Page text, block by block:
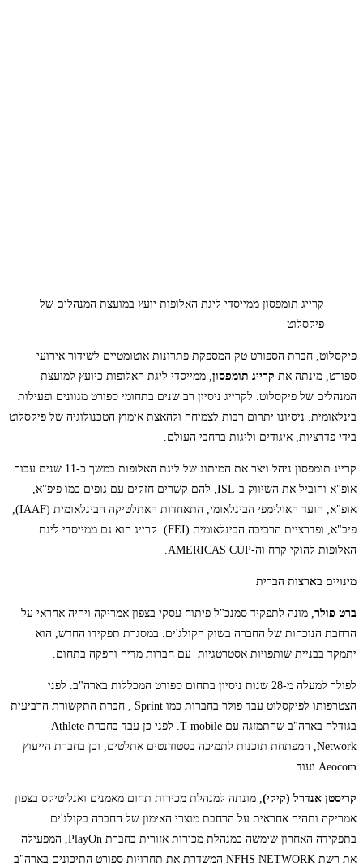
קרייג תומפסון ממייסדי ליגת האלופות יועץ במועצת המנהלים של
פיקסלוט
פיקסלוט, חברת הספורט טק המספקת פתרונות אוטומטיים לשידור אירועי
ספורט, מינתה את קרייג תומפסון, ממייסדי ליגת האלופות כיועץ למועצת
המנהלים של פיקסלוט. לקרייג ניסיון רב שנים בתחומי ספורט מגוונים ופעילות
בינלאומית. ניסיונו יתרום רבות לצמיחה ולהאצת אימוץ הטכנולוגיה של פיקסלוט
בידי פדרציות, איגודים וליגות ברחבי העולם.
קרייג תומפסון ניהל ויצר את המיתוג של ליגת האלופות במשך כ-11 שנים עבור
אופ"א והוביל את השיווק ב-ISL, להם קשרים חזקים עם גופים כמו פיפ"א,
אופ"א, הועד האולימפי הבינלאומי, התאחדות האתלטיקה הבינלאומית (IAAF),
פיב"א, ופדרציית הרכיבה הבינלאומית (FEI). קרייג הוא גם ממייסדי ליגת
האלופות להוקי קרח וה-AMERICAS CUP.
מינויים בארצות הברית
ברט פולר, מונה לתפקיד סמנכ"ל פיתוח עסקי בצפון אמריקה ויהיה אחראי על
הרחבת הנוכחות של החברה בשוק הקולג'ים. במסגרת תפקידו החדש, הוא
יתמקד בבניית שותפויות אסטרטגיות עם חברות מדיה והפקה בתחום.
לפולר למעלה מ-28 שנות ניסיון בתחום ספורט המכללות בארה"ב. לפני
הצטרפותו לפיקסלוט עבד פולר בחברות כמו Sprint , חברת התקשורת הרביעית
בגודלה בארה"ב שהתמזגה עם T-mobile. לפני כן עבד בחברת Athlete
Network, המפתחת תוכנות לתמיכה בסטודנטים אתלטים, וכן בחברת הייעוץ
Aeocom ועוד.
קריסטן אנדרל (קיקי), מונתה למנהלת מכירות תחום מאמנים ואנליטיקס בצפון
אמריקה ותהיה אחראית על הרחבת מוצרי האימון של החברה בקולג'ים.
בתפקידה האחרון שימשה כמנהלת מכירות אזורית בחברת PlayOn, המפעילה
את רשת NFHS NETWORK המשדרת את תחרויות ספורט התיכונים בארה"ב